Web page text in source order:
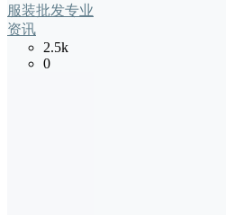
服装批发专业
资讯
2.5k
0